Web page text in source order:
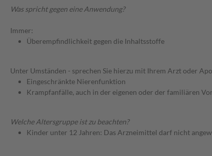
Was spricht gegen eine Anwendung?
Immer:
Überempfindlichkeit gegen die Inhaltsstoffe
Unter Umständen - sprechen Sie hierzu mit Ihrem Arzt oder
Eingeschränkte Nierenfunktion
Krampfanfälle, auch in der eigenen oder der familiären
Welche Altersgruppe ist zu beachten?
Kinder unter 12 Jahren: Das Arzneimittel darf nicht